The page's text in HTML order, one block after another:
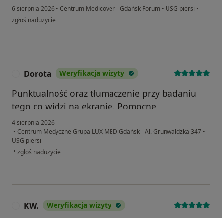
6 sierpnia 2026 • Centrum Medicover - Gdańsk Forum • USG piersi •
w opinii użytkownika Aleksandra
zgłoś nadużycie
Dorota Weryfikacja wizyty
Punktualność oraz tłumaczenie przy badaniu
tego co widzi na ekranie. Pomocne
4 sierpnia 2026
• Centrum Medyczne Grupa LUX MED Gdańsk - Al. Grunwaldzka 347 •
USG piersi
• w opinii użytkownika Dorota
zgłoś nadużycie
KW. Weryfikacja wizyty